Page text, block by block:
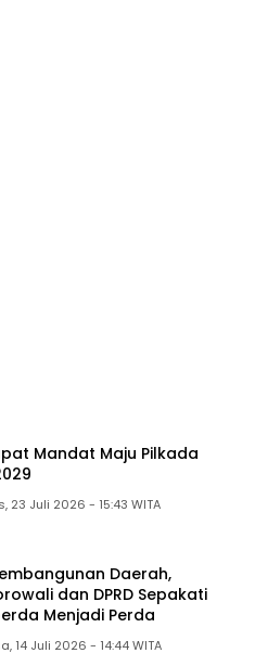
Mandat Maju Pilkada
Kamis, 23 Juli 2026 - 15:43 WITA
Daerah,
dan DPRD Sepakati
Menjadi Perda
Selasa, 14 Juli 2026 - 14:44 WITA